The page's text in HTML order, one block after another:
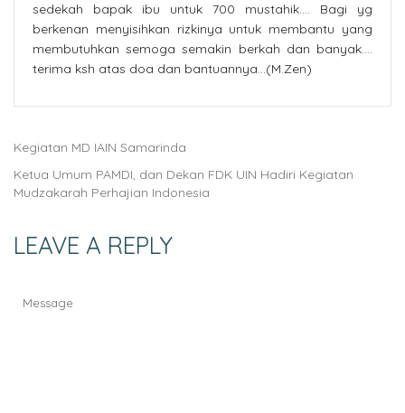
sedekah bapak ibu untuk 700 mustahik…. Bagi yg
berkenan menyisihkan rizkinya untuk membantu yang
membutuhkan semoga semakin berkah dan banyak….
terima ksh atas doa dan bantuannya…(M.Zen)
Kegiatan MD IAIN Samarinda
Ketua Umum PAMDI, dan Dekan FDK UIN Hadiri Kegiatan
Mudzakarah Perhajian Indonesia
LEAVE A REPLY